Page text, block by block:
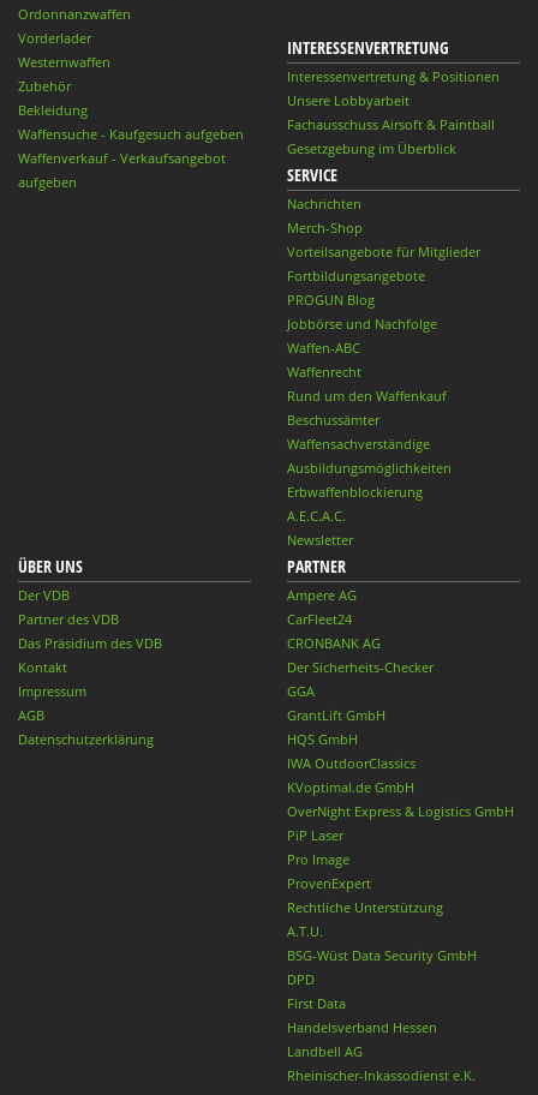
Ordonnanzwaffen
Vorderlader
Westernwaffen
Zubehör
Bekleidung
Waffensuche - Kaufgesuch aufgeben
Waffenverkauf - Verkaufsangebot
aufgeben
INTERESSENVERTRETUNG
Interessenvertretung & Positionen
Unsere Lobbyarbeit
Fachausschuss Airsoft & Paintball
Gesetzgebung im Überblick
SERVICE
Nachrichten
Merch-Shop
Vorteilsangebote für Mitglieder
Fortbildungsangebote
PROGUN Blog
Jobbörse und Nachfolge
Waffen-ABC
Waffenrecht
Rund um den Waffenkauf
Beschussämter
Waffensachverständige
Ausbildungsmöglichkeiten
Erbwaffenblockierung
A.E.C.A.C.
Newsletter
ÜBER UNS
Der VDB
Partner des VDB
Das Präsidium des VDB
Kontakt
Impressum
AGB
Datenschutzerklärung
PARTNER
Ampere AG
CarFleet24
CRONBANK AG
Der Sicherheits-Checker
GGA
GrantLift GmbH
HQS GmbH
IWA OutdoorClassics
KVoptimal.de GmbH
OverNight Express & Logistics GmbH
PiP Laser
Pro Image
ProvenExpert
Rechtliche Unterstützung
A.T.U.
BSG-Wüst Data Security GmbH
DPD
First Data
Handelsverband Hessen
Landbell AG
Rheinischer-Inkassodienst e.K.